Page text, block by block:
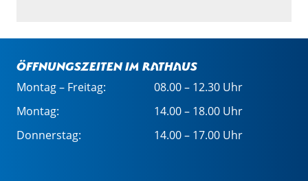
Öffnungszeiten im Rathaus
Montag – Freitag:
08.00 – 12.30 Uhr
Montag:
14.00 – 18.00 Uhr
Donnerstag:
14.00 – 17.00 Uhr